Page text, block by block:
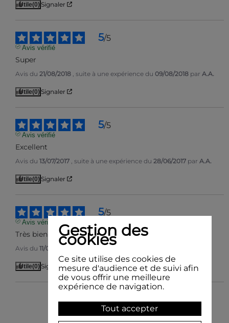
Utile(0)Signaler
5/5
Avis vérifié
Super
Avis du 21/08/2018 , suite à une expérience du 09/08/2018 par A.A.
Utile(0)Signaler
5/5
Avis vérifié
Excellent
Avis du 13/07/2017 , suite à une expérience du 28/06/2017 par A.A.
Utile(0) Signaler
5/5
Avis vérifié
Très bien
Avis du 11/04/2017
Utile(0) Signaler
Gestion des
cookies
Ce site utilise des cookies de
mesure d'audience et de suivi afin
de vous offrir une meilleure
expérience de navigation.
Tout accepter